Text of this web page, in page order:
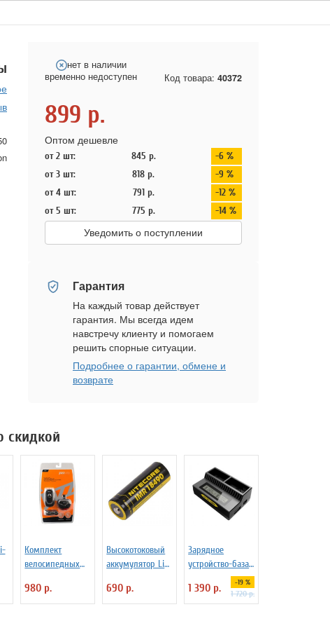
нет в наличии
временно недоступен
Код товара: 40372
899 р.
Оптом дешевле
от 2 шт: 845 р.
-6 %
от 3 шт:
818 р.
-9 %
от 4 шт:
791 р.
-12 %
от 5 шт:
775 р. -14 %
Уведомить о поступлении
Гарантия
На каждый товар действует
гарантия. Мы всегда идем
навстречу клиенту и помогаем
решить спорные ситуации.
Подробнее о гарантии, обмене и
возврате
скидкой
Комплект
велосипедных
F/R-L07
980 р.
Высокотоковый
аккумулятор Li-
NL18490A
1100mAh 11А
690 р.
Зарядное
устройство-база
Nitecore UGP4
для GoPro Hero
4/3/3+
1 390 р. -19 %
1 720 р.